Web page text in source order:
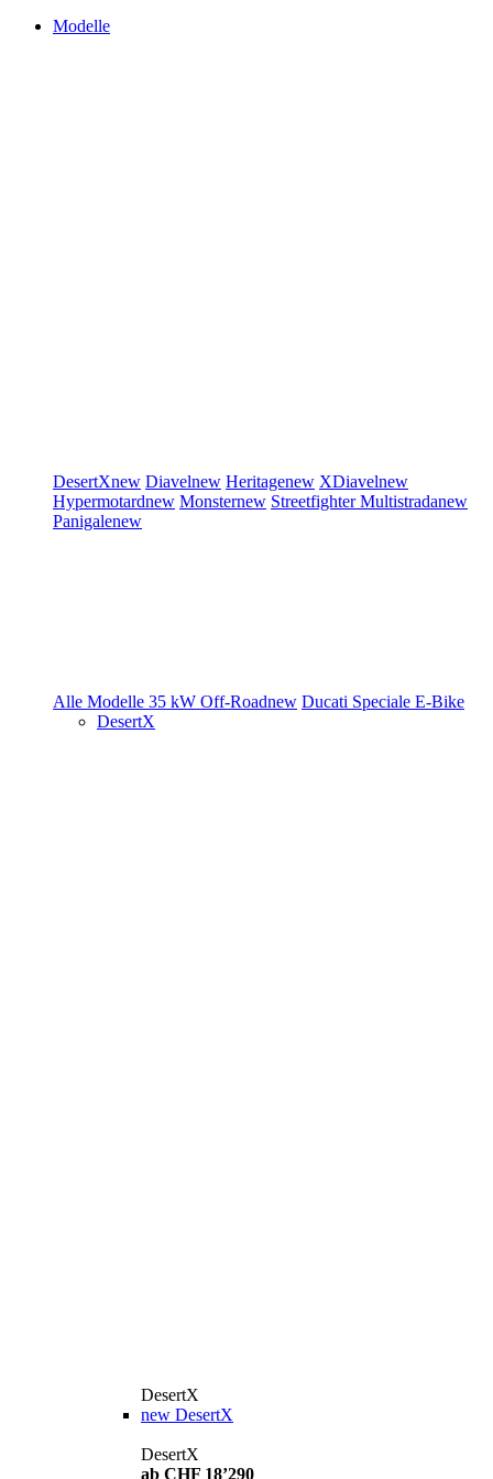
Modelle
DesertXnew Diavelnew Heritagenew XDiavelnew
Hypermotardnew Monsternew StreetfighterMultistradanew
Panigalenew
Alle Modelle 35 kW Off-Roadnew Ducati Speciale E-Bike
DesertX
DesertX
new DesertX
DesertX
ab CHF 18’290